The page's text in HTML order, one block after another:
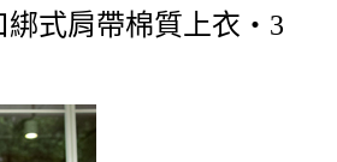
綁式肩帶棉質上衣‧3